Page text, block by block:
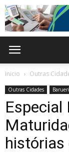
Inicio Outras
Outras Cidades Barueri
Especial
histórias